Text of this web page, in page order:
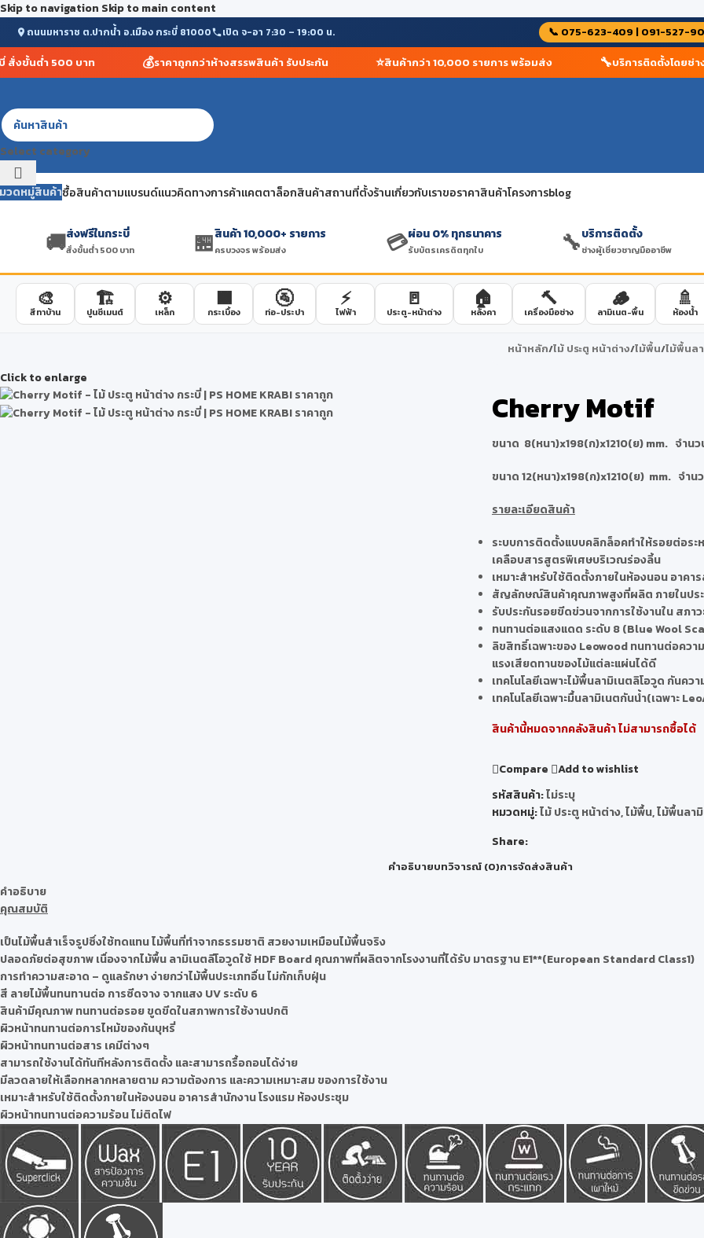
Skip to navigation Skip to main content
ถนนมหาราช ต.ปากน้ำ อ.เมือง กระบี่ 81000 เปิด จ-อา 7:30 – 19:00 น. 📞 075-623-409 | 091-527-
ขั้นต่ำ 500 บาท ราคาถูกกว่าห้างสรรพสินค้า รับประกัน สินค้ากว่า 10,000 รายการ พร้อมส่ง บริการติดตั้งโดยช่างผู้
Select category
วดหมู่สินค้าซื้อสินค้าตามแบรนด์แนวคิดทางการค้าแคตตาล็อกสินค้าสถานที่ตั้งร้านเกี่ยวกับเราขอราคาสินค้าโครงการblog
🚚ส่งฟรีในกระบี่
สั่งขั้นต่ำ 500 บาท 🏪สินค้า 10,000+ รายการ
ครบวงจร พร้อมส่ง 💳ผ่อน 0% ทุกธนาคาร
รับบัตรเครดิตทุกใบ 🔧บริการติดตั้ง
ช่างผู้เชี่ยวชาญมืออาชีพ
🎨
สีทาบ้าน
🏗️
ปูนซีเมนต์
⚙️
เหล็ก
🟫
กระเบื้อง
🚰
ท่อ-ประปา
⚡
ไฟฟ้า
🚪
ประตู-หน้าต่าง
🏠
หลังคา
🔨
เครื่องมือช่าง
🪵
ลามิเนต-พื้น
🚿
ห้องน้ำ
Click to enlarge
หน้าหลัก/ไม้ ประตู หน้าต่าง/ไม้พื้น/ไม้พื้นล
Cherry Motif
ขนาด 8(หนา)x198(ก)x1210(ย) mm. จำน
ขนาด 12(หนา)x198(ก)x1210(ย) mm. จำน
รายละเอียดสินค้า
ระบบการติดตั้งแบบคลิกล็อคทำให้รอยต่อร
เคลือบสารสูตรพิเศษบริเวณร่องลิ้น
เหมาะสำหรับใช้ติดตั้งภายในห้องนอน อาคา
สัญลักษณ์สินค้าคุณภาพสูงที่ผลิต ภายในประ
รับประกันรอยขีดข่วนจากการใช้งานใน สภาว
ทนทานต่อแสงแดด ระดับ 8 (Blue Wool
ลิขสิทธิ์เฉพาะของ Leowood ทนทานต่อคว
แรงเสียดทานของไม้แต่ละแผ่นได้ดี
เทคโนโลยีเฉพาะไม้พื้นลามิเนตลิโอวูด กันคว
เทคโนโลยีเฉพาะมื้นลามิเนตกันน้ำ(เฉพาะ
สินค้านี้หมดจากคลังสินค้า ไม่สามารถซื้อได้
Compare
Add to wishlist
รหัสสินค้า:ไม่ระบุ
หมวดหมู่:ไม้ ประตู หน้าต่าง,ไม้พื้น,ไม้พื้นลา
Share:
คำอธิบายบทวิจารณ์ (0)การจัดส่งสินค้า
คำอธิบาย
คุณสมบัติ
เป็นไม้พื้นสำเร็จรูปซึ่งใช้ทดแทน ไม้พื้นที่ทำจากธรรมชาติ สวยงามเหมือนไม้พื้นจริง
ปลอดภัยต่อสุขภาพ เนื่องจากไม้พื้น ลามิเนตลีโอวูดใช้ HDF Board คุณภาพที่ผลิตจากโรงงานที่ได้รับ มาตรฐาน E1**(European Standard Class1)
การทำความสะอาด – ดูแลรักษา ง่ายกว่าไม้พื้นประเภทอื่น ไม่กักเก็บฝุ่น
สี ลายไม้พื้นทนทานต่อ การซีดจาง จากแสง UV ระดับ 6
สินค้ามีคุณภาพ ทนทานต่อรอย ขูดขีดในสภาพการใช้งานปกติ
ผิวหน้าทนทานต่อการไหม้ของก้นบุหรี่
ผิวหน้าทนทานต่อสาร เคมีต่างๆ
สามารถใช้งานได้ทันทีหลังการติดตั้ง และสามารถรื้อถอนได้ง่าย
มีลวดลายให้เลือกหลากหลายตาม ความต้องการ และความเหมาะสม ของการใช้งาน
เหมาะสำหรับใช้ติดตั้งภายในห้องนอน อาคารสำนักงาน โรงแรม ห้องประชุม
ผิวหน้าทนทานต่อความร้อน ไม่ติดไฟ